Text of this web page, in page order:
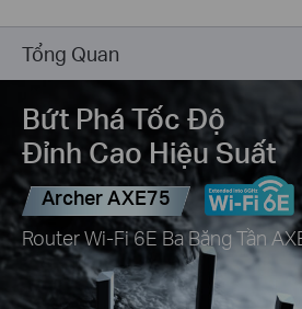
Tổng Quan
Bứt Phá Tốc Độ
Đỉnh Cao Hiệu Suất
Archer AXE75
Router Wi-Fi 6E Ba Băng Tần